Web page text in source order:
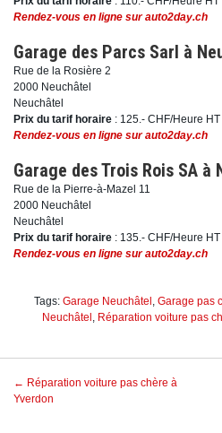
Rendez-vous en ligne sur auto2day.ch
Garage des Parcs Sarl à
Rue de la Rosière 2
2000 Neuchâtel
Neuchâtel
Prix du tarif horaire : 125.- CHF/Heure HT
Rendez-vous en ligne sur auto2day.ch
Garage des Trois Rois SA à
Rue de la Pierre-à-Mazel 11
2000 Neuchâtel
Neuchâtel
Prix du tarif horaire : 135.- CHF/Heure HT
Rendez-vous en ligne sur auto2day.ch
Tags: Garage Neuchâtel , Garage pas
Neuchâtel , Réparation voiture pas
Post
navigation
← Réparation voiture pas chère à
Yverdon